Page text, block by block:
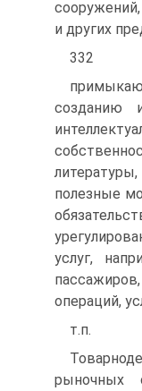
и других
332
созданию
полезные
услуг,
операций,
т.п.
рыночных